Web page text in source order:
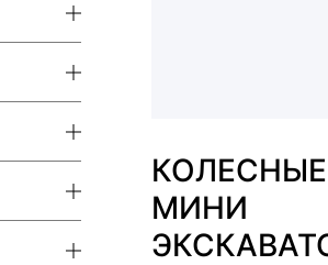
КОЛЕСНЫЕ
МИНИ